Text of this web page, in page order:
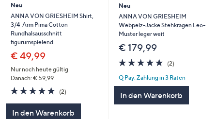
Neu
ANNA VON GRIESHEIM Shirt,
3/4-Arm Pima Cotton
Rundhalsausschnitt
figurumspielend
€ 49,99
Nur noch heute gültig
Danach: € 59,99
5.0
von
5
(2)
In den Warenkorb
Neu
ANNA VON GRIESHEIM
Webpelz-Jacke Stehkragen Leo-
Muster leger weit
€ 179,99
5.0
von
5
(2)
Q Pay: Zahlung in 3 Raten
In den Warenkorb